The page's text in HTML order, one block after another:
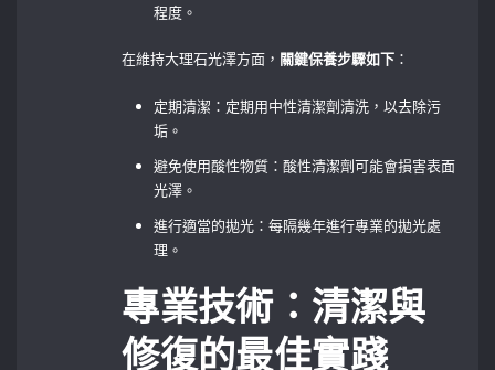
程度。
在維持大理石光澤方面， 關鍵保養步驟如下 ：
定期清潔：定期用中性清潔劑清洗，以去除污
垢。
避免使用酸性物質：酸性清潔劑可能會損害表面
光澤。
進行適當的拋光：每隔幾年進行專業的拋光處
理。
專業技術：清潔與
修復的最佳實踐